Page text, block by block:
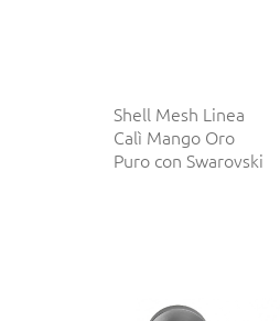
Shell Mesh Linea
Calì Mango Oro
Puro con Swarovski